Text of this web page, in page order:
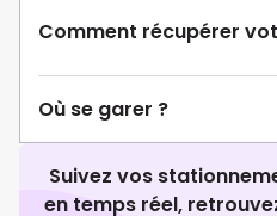
Comment récupérer
Où se garer ?
Suivez vos
en temps réel,